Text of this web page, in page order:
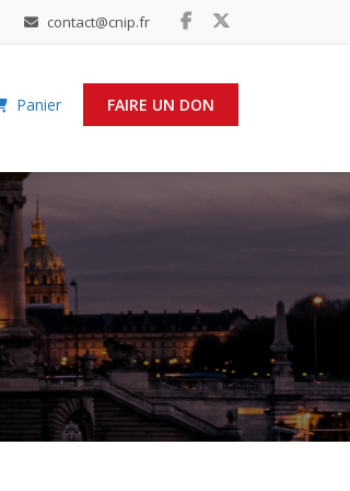
contact@cnip.fr
FAIRE UN DON
Panier